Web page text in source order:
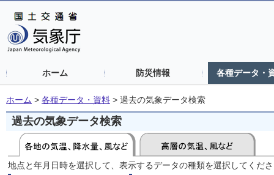
ホーム 防災情報 各種データ・
ホーム > 各種データ・資料 > 過去の気象データ検索
過去の気象データ検索
地点と年月日時を選択して、表示するデータの種類を選択してくだ